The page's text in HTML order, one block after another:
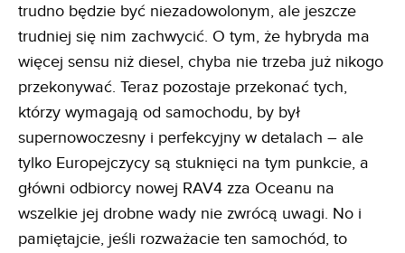
trudno będzie być niezadowolonym, ale jeszcze
trudniej się nim zachwycić. O tym, że hybryda ma
więcej sensu niż diesel, chyba nie trzeba już nikogo
przekonywać. Teraz pozostaje przekonać tych,
którzy wymagają od samochodu, by był
supernowoczesny i perfekcyjny w detalach – ale
tylko Europejczycy są stuknięci na tym punkcie, a
główni odbiorcy nowej RAV4 zza Oceanu na
wszelkie jej drobne wady nie zwrócą uwagi. No i
pamiętajcie, jeśli rozważacie ten samochód, to